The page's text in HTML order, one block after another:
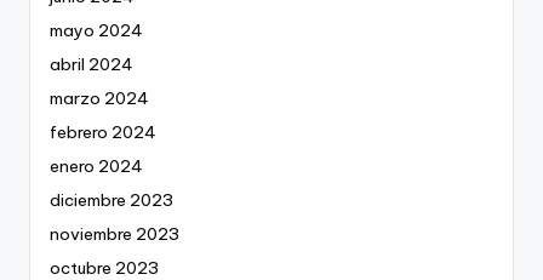
mayo 2024
abril 2024
marzo 2024
febrero 2024
enero 2024
diciembre 2023
noviembre 2023
octubre 2023